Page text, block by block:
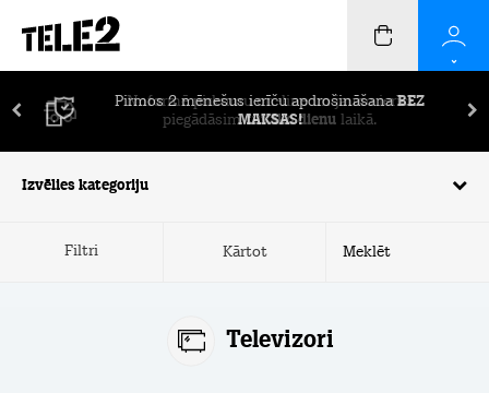
Pirmos 2 mēnešus ierīču apdrošināšanaBEZ
MAKSAS!
Izvēlies kategoriju
Filtri Kārtot
Televizori